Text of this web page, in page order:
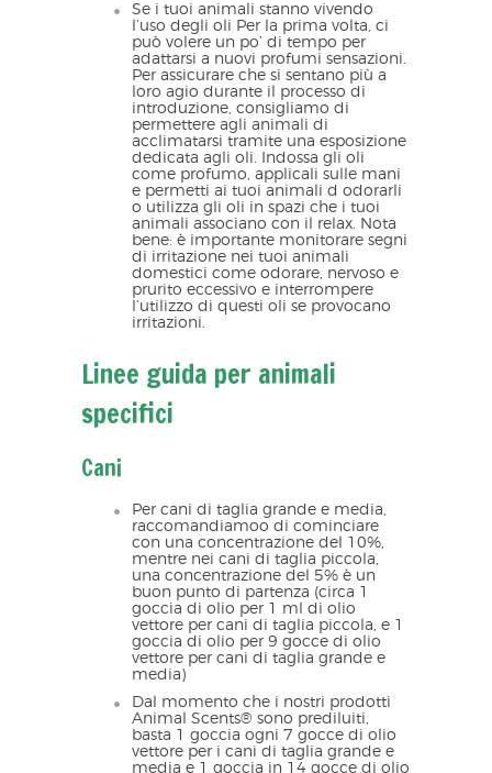
Se i tuoi animali stanno vivendo
l’uso degli oli Per la prima volta, ci
può volere un po’ di tempo per
adattarsi a nuovi profumi sensazioni.
Per assicurare che si sentano più a
loro agio durante il processo di
introduzione, consigliamo di
permettere agli animali di
acclimatarsi tramite una esposizione
dedicata agli oli. Indossa gli oli
come profumo, applicali sulle mani
e permetti ai tuoi animali d odorarli
o utilizza gli oli in spazi che i tuoi
animali associano con il relax. Nota
bene: è importante monitorare segni
di irritazione nei tuoi animali
domestici come odorare, nervoso e
prurito eccessivo e interrompere
l’utilizzo di questi oli se provocano
irritazioni.
Linee guida per animali
specifici
Cani
Per cani di taglia grande e media,
raccomandiamoo di cominciare
con una concentrazione del 10%,
mentre nei cani di taglia piccola,
una concentrazione del 5% è un
buon punto di partenza (circa 1
goccia di olio per 1 ml di olio
vettore per cani di taglia piccola, e 1
goccia di olio per 9 gocce di olio
vettore per cani di taglia grande e
media)
Dal momento che i nostri prodotti
Animal Scents® sono prediluiti,
basta 1 goccia ogni 7 gocce di olio
vettore per i cani di taglia grande e
media e 1 goccia in 14 gocce di olio